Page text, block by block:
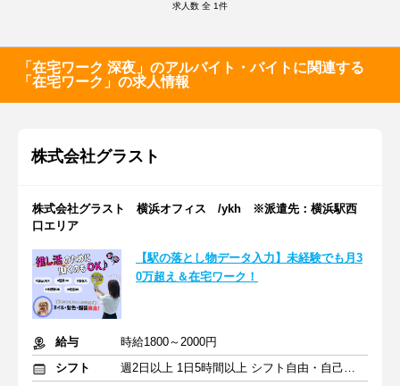
求人数 全 1件
「在宅ワーク 深夜」のアルバイト・バイトに関連する
「在宅ワーク」の求人情報
株式会社グラスト
株式会社グラスト 横浜オフィス /ykh ※派遣先：横浜駅西
口エリア
【駅の落とし物データ入力】未経験でも月3
0万超え＆在宅ワーク！
給与
時給1800～2000円
シフト
週2日以上 1日5時間以上 シフト自由・自己申告